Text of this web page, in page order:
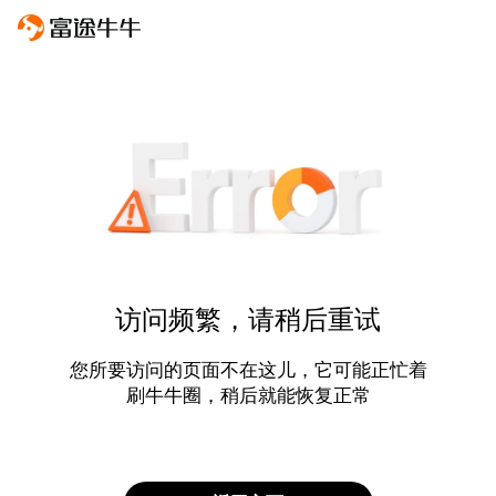
访问频繁，请稍后重试
您所要访问的页面不在这儿，它可能正忙着
刷牛牛圈，稍后就能恢复正常